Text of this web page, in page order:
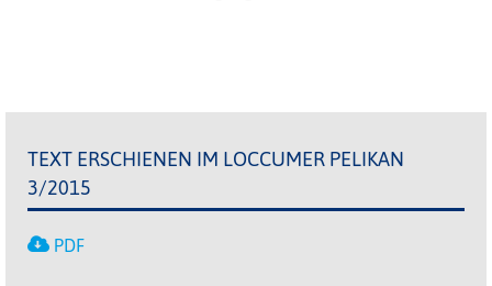
TEXT ERSCHIENEN IM LOCCUMER PELIKAN
3/2015
PDF